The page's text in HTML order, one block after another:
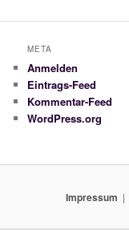
META
Anmelden
Eintrags-Feed
Kommentar-Feed
WordPress.org
Impressum